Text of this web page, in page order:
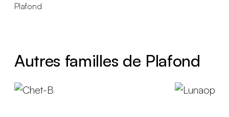
Plafond
Autres familles de Plafond